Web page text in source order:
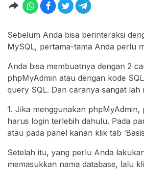
Sebelum Anda bisa berinteraksi
MySQL, pertama-tama Anda perlu
Anda bisa membuatnya dengan 2
phpMyAdmin atau dengan kode
query SQL. Dan caranya sangat lah
1. Jika menggunakan phpMyAdmin,
harus login terlebih dahulu. Pada
atau pada panel kanan klik tab ‘Basis
Setelah itu, yang perlu Anda
memasukkan nama database, lalu